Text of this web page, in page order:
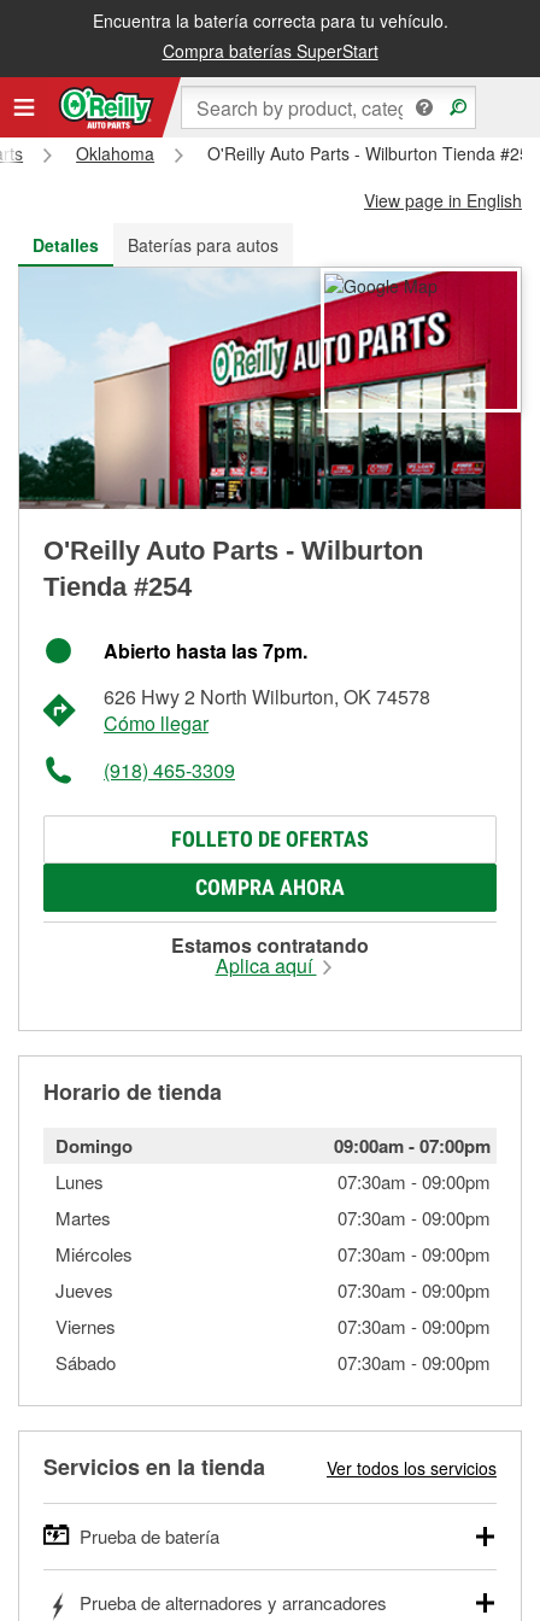
Encuentra la batería correcta para tu vehículo.
Compra baterías SuperStart
Recibe tu orden gratis al día siguiente o recógela en la tienda
Oklahoma
O'Reilly Auto Parts - Wilburton Tienda #254
View page in English
Detalles
Baterías para autos
O'Reilly Auto Parts - Wilburton
Tienda #254
Abierto hasta las 7pm.
626 Hwy 2 North Wilburton, OK 74578
Cómo llegar
(918) 465-3309
FOLLETO DE OFERTAS
COMPRA AHORA
Estamos contratando
Aplica aquí
Horario de tienda
Domingo 09:00am-07:00pm
Lunes 07:30am -09:00pm
Martes
07:30am -09:00pm
Miércoles
07:30am -09:00pm
Jueves
07:30am -09:00pm
Viernes
07:30am -09:00pm
Sábado
07:30am -09:00pm
Servicios en la tienda Ver todos los servicios
Prueba de batería
autos, camionetas, SUVs, vehículos comerciales y
Prueba de alternadores y arrancadores